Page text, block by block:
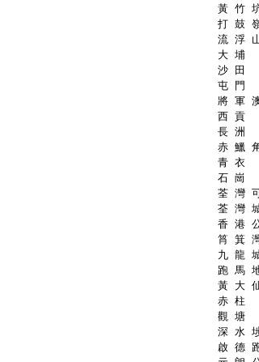
黃 竹
打 鼓
流 浮
大 埔
沙 田
屯 門
將 軍
西 貢
長 洲
赤 鱲
青 衣
石 崗
荃 灣
荃 灣
香 港
筲 箕
九 龍
跑 馬
黃 大
赤 柱
觀 塘
深 水
啟 德